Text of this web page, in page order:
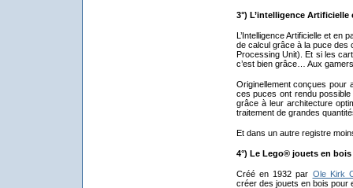
3°) L’intelligence
L’Intelligence Artificielle et en
de calcul grâce à la puce des
Processing Unit). Et si les
c’est bien grâce… Aux
Originellement conçues pour
ces puces ont rendu
grâce à leur architecture
traitement de grandes
Et dans un autre registre
4°) Le Lego® jouets en
Créé en 1932 par Ole Kirk
créer des jouets en bois pour